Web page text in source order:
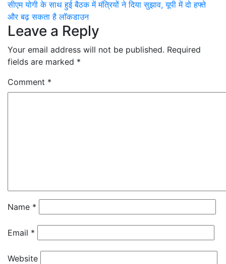
navigation
सीएम योगी के साथ हुई बैठक में मंत्रियों ने दिया सुझाव, यूपी में दो हफ्ते
और बढ़ सकता है लॉकडाउन
Leave a Reply
Your email address will not be published. Required
fields are marked *
Comment *
Name *
Email *
Website